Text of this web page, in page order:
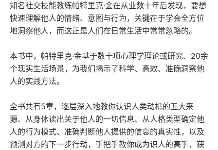
知名社交技能教练帕特里克·金在从业数十年后发现，要想
快速理解他人的情绪、意图与行为，关键在于学会全方位
地洞察他人，而这正是人们在日常生活中常常忽略的。
本书中，帕特里克·金基于数十项心理学理论或研究、20余
个现实生活场景，为我们揭示了科学、高效、准确洞察他
人的实践方法。
全书共有5章，逐层深入地教你认识人类动机的五大来
源、从身体读出关于他人的一切信息、从人格类型确定他
人的行为模式、准确判断他人提供的信息的真实性，以及
预测对方的下一步行动，手把手教你成为识人的高手，获